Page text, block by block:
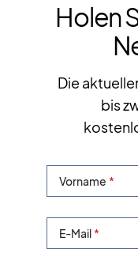
Holen
Die
bis
Vorname
E-Mail